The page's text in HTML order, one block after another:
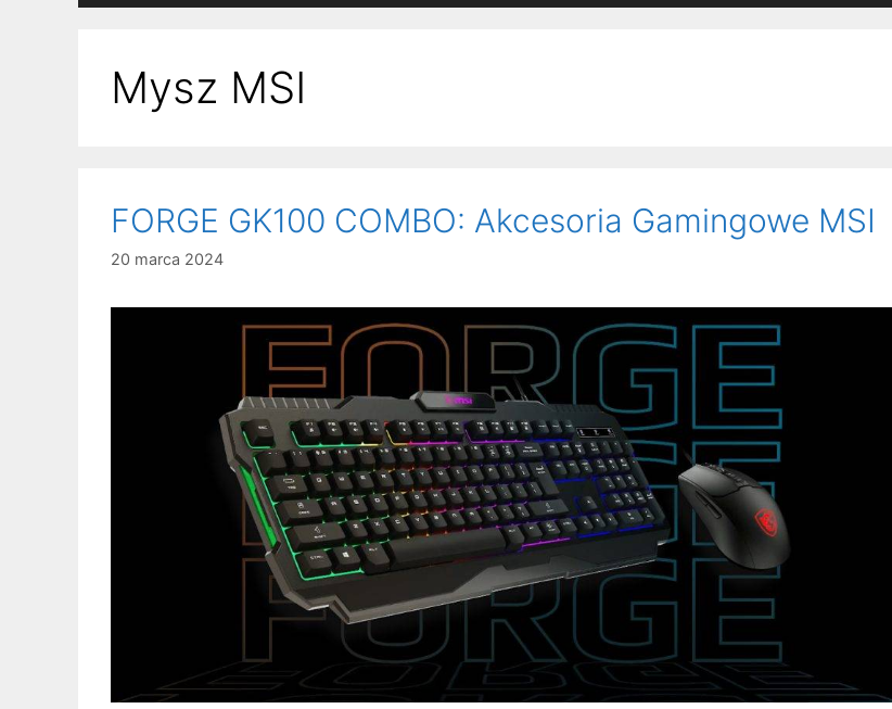
Mysz MSI
FORGE GK100 COMBO: Akcesoria Gamingowe MSI
20 marca 2024